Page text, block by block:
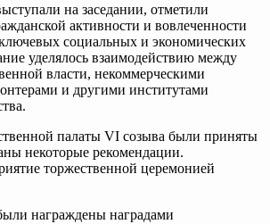
на заседании, отметили
активности и вовлеченности
социальных и экономических
уделялось взаимодействию между
власти, некоммерческими
и другими институтами
палаты VI созыва были приняты
некоторые рекомендации.
торжественной церемонией
награждены наградами